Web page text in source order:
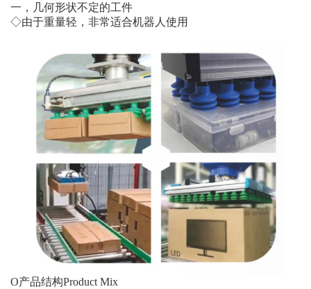
一，几何形状不定的工件
◇由于重量轻，非常适合机器人使用
O产品结构Product Mix